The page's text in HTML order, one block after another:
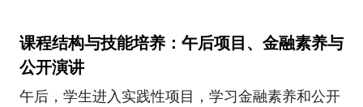
课程结构与技能培养：午后项目、金融素养与
公开演讲
午后，学生进入实践性项目，学习金融素养和公开